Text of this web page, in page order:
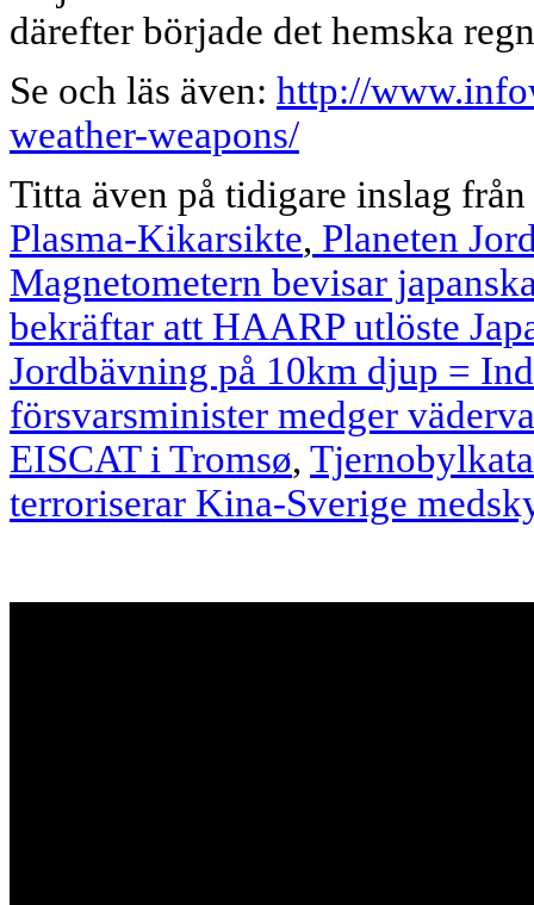
därefter började det hemska
Se och läs även: http://
weather-weapons/
Titta även på tidigare inslag från
Plasma-Kikarsikte, Planeten
Magnetometern bevisar
bekräftar att HAARP utlöste
Jordbävning på 10km djup =
försvarsminister medger
EISCAT i Tromsø,
terroriserar Kina-Sverige